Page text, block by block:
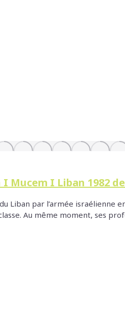
Mucem I Liban 1982
Liban par l’armée israélienne
Au même moment, ses